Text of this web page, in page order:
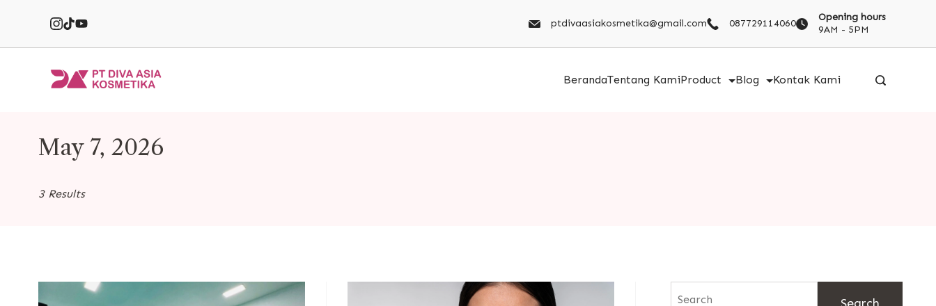
ptdivaasiakosmetika@gmail.com 087729114060
Opening hours
9AM - 5PM
BerandaTentang KamiProduct Blog Kontak Kami
May 7, 2026
3 Results
Search